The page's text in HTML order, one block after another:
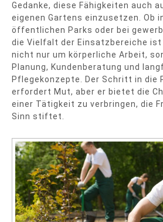
Gedanke, diese Fähigkeiten auch
eigenen Gartens einzusetzen. Ob
öffentlichen Parks oder bei
die Vielfalt der Einsatzbereiche ist
nicht nur um körperliche Arbeit,
Planung, Kundenberatung und
Pflegekonzepte. Der Schritt in die
erfordert Mut, aber er bietet die
einer Tätigkeit zu verbringen, die
Sinn stiftet.